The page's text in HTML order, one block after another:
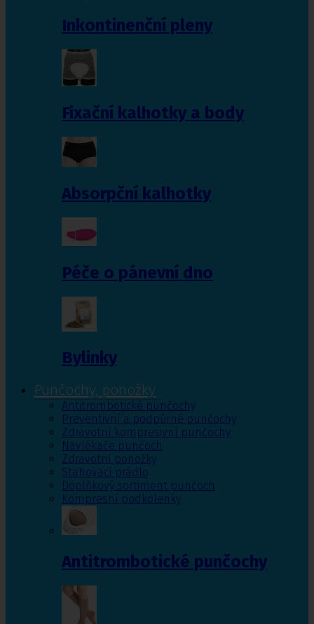
Inkontinenční pleny
Fixační kalhotky a body
Absorpční kalhotky
Péče o pánevní dno
Bylinky
Punčochy, ponožky
Antitrombotické punčochy
Preventivní a podpůrné punčochy
Zdravotní kompresivní punčochy
Navlékače punčoch
Zdravotní ponožky
Stahovací prádlo
Doplňkový sortiment punčoch
Kompresní podkolenky
Antitrombotické punčochy